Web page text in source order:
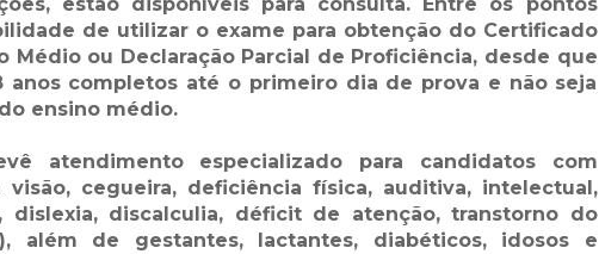
de utilizar o exame para obtenção do Certificado
Médio ou Declaração Parcial de Proficiência, desde que
anos completos até o primeiro dia de prova e não seja
ensino médio.
atendimento especializado para candidatos com
visão, cegueira, deficiência física, auditiva, intelectual,
dislexia, discalculia, déficit de atenção, transtorno do
além de gestantes, lactantes, diabéticos, idosos e